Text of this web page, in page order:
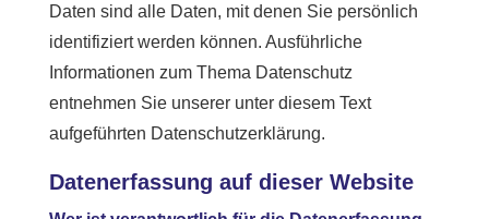
Daten sind alle Daten, mit denen Sie persönlich
identifiziert werden können. Ausführliche
Informationen zum Thema Datenschutz
entnehmen Sie unserer unter diesem Text
aufgeführten Datenschutzerklärung.
Datenerfassung auf dieser Website